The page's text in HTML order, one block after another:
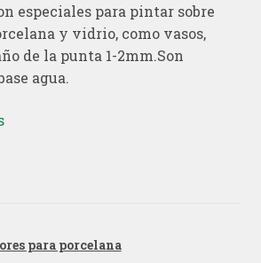
especiales para pintar sobre
y vidrio, como vasos,
de la punta 1-2mm.Son
agua.
para porcelana